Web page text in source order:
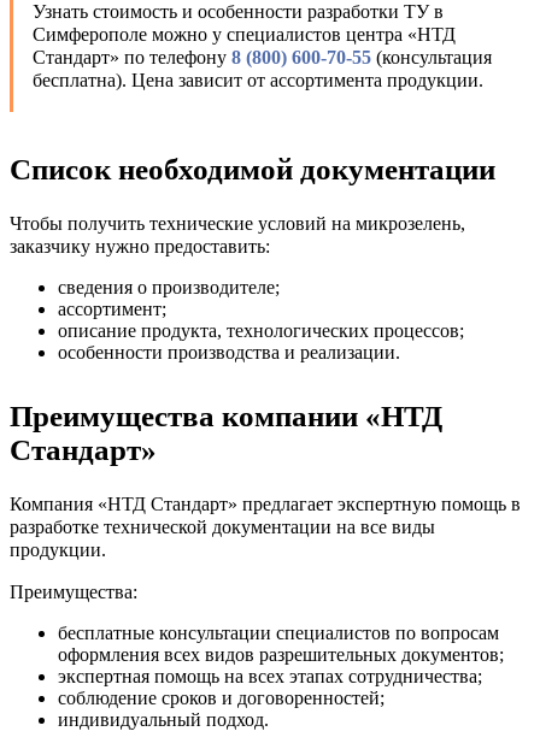
Узнать стоимость и особенности разработки ТУ в
Симферополе можно у специалистов центра «НТД
Стандарт» по телефону 8 (800) 600-70-55 (консультация
бесплатна). Цена зависит от ассортимента продукции.
Список необходимой документации
Чтобы получить технические условий на микрозелень,
заказчику нужно предоставить:
сведения о производителе;
ассортимент;
описание продукта, технологических процессов;
особенности производства и реализации.
Преимущества компании «НТД
Стандарт»
Компания «НТД Стандарт» предлагает экспертную помощь в
разработке технической документации на все виды
продукции.
Преимущества:
бесплатные консультации специалистов по вопросам
оформления всех видов разрешительных документов;
экспертная помощь на всех этапах сотрудничества;
соблюдение сроков и договоренностей;
индивидуальный подход.